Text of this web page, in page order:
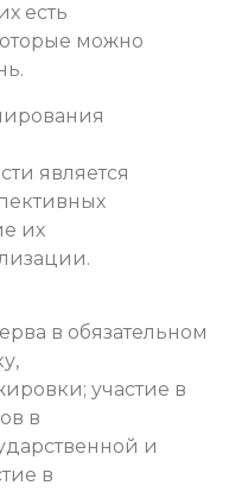
есть
можно
является
их
в обязательном
участие в
в
и
в